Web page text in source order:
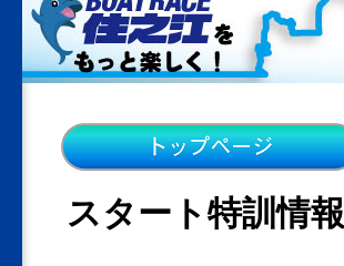
スタート特訓情報